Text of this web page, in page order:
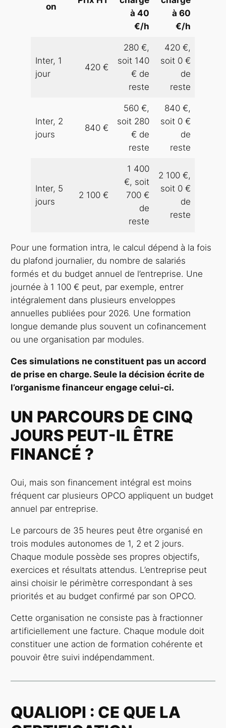
on
à 40
€/h
à 60
€/h
Inter, 1
jour
420 €
280 €,
soit 140
€ de
reste
420 €,
soit 0 €
de
reste
Inter, 2
jours
840 €
560 €,
soit 280
€ de
reste
840 €,
soit 0 €
de
reste
Inter, 5
jours
2 100 €
1 400
€, soit
700 €
de
reste
2 100 €,
soit 0 €
de
reste
Pour une formation intra, le calcul dépend à la fois
du plafond journalier, du nombre de salariés
formés et du budget annuel de l’entreprise. Une
journée à 1 100 € peut, par exemple, entrer
intégralement dans plusieurs enveloppes
annuelles publiées pour 2026. Une formation
longue demande plus souvent un cofinancement
ou une organisation par modules.
Ces simulations ne constituent pas un accord
de prise en charge. Seule la décision écrite de
l’organisme financeur engage celui-ci.
UN PARCOURS DE CINQ
JOURS PEUT-IL ÊTRE
FINANCÉ ?
Oui, mais son financement intégral est moins
fréquent car plusieurs OPCO appliquent un budget
annuel par entreprise.
Le parcours de 35 heures peut être organisé en
trois modules autonomes de 1, 2 et 2 jours.
Chaque module possède ses propres objectifs,
exercices et résultats attendus. L’entreprise peut
ainsi choisir le périmètre correspondant à ses
priorités et au budget confirmé par son OPCO.
Cette organisation ne consiste pas à fractionner
artificiellement une facture. Chaque module doit
constituer une action de formation cohérente et
pouvoir être suivi indépendamment.
QUALIOPI : CE QUE LA